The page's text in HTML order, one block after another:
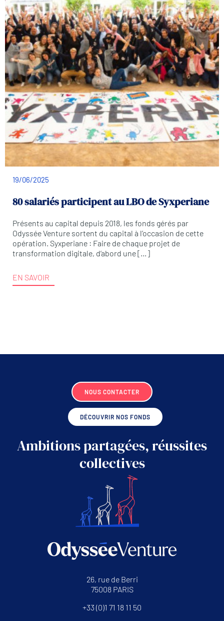
19/06/2025
80 salariés participent au LBO de Syxperiane
Présents au capital depuis 2018, les fonds gérés par
Odyssée Venture sortent du capital à l’occasion de cette
opération. Syxperiane : Faire de chaque projet de
transformation digitale, d’abord une […]
EN SAVOIR
NOUS CONTACTER
DÉCOUVRIR NOS FONDS
Ambitions partagées, réussites
collectives
26, rue de Berri
75008 PARIS
+33 (0)1 71 18 11 50